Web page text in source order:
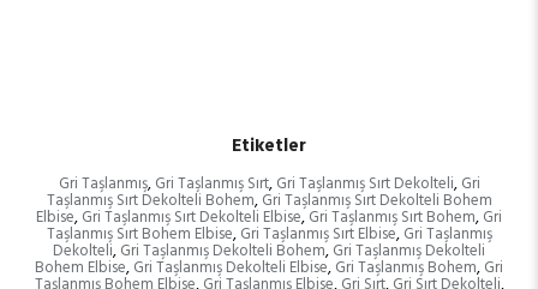
Etiketler
Gri Taşlanmış, Gri Taşlanmış Sırt, Gri Taşlanmış Sırt Dekolteli, Gri
Taşlanmış Sırt Dekolteli Bohem, Gri Taşlanmış Sırt Dekolteli Bohem
Elbise,Gri Taşlanmış Sırt Dekolteli Elbise,Gri Taşlanmış Sırt Bohem,Gri
Taşlanmış Sırt Bohem Elbise, Gri Taşlanmış Sırt Elbise, Gri Taşlanmış
Dekolteli,Gri Taşlanmış Dekolteli Bohem,Gri Taşlanmış Dekolteli
Bohem Elbise,Gri Taşlanmış Dekolteli Elbise,Gri Taşlanmış Bohem,Gri